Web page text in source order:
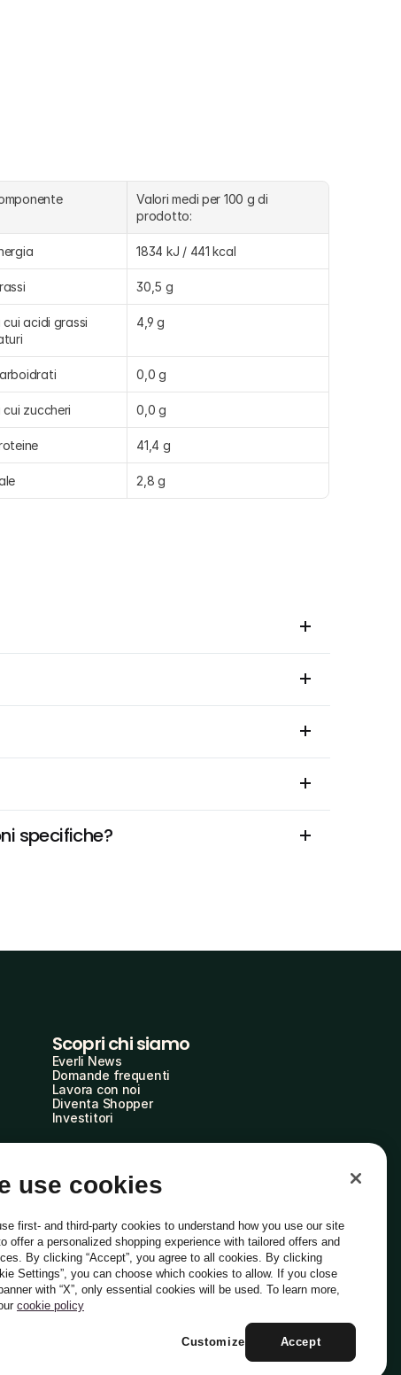
Valori medi per 100 g di
prodotto:
1834 kJ / 441 kcal
30,5 g
cui acidi grassi
4,9 g
0,0 g
cui zuccheri 0,0 g
41,4 g
2,8 g
specifiche?
Scopri chi siamo
Everli News
Domande frequenti
Lavora con noi
Diventa Shopper
Investitori
Italiano
use cookies
first- and third-party cookies to understand how you use our site
offer a personalized shopping experience with tailored offers and
By clicking “Accept”, you agree to all cookies. By clicking
Settings”, you can choose which cookies to allow. If you close
with “X”, only essential cookies will be used. To learn more,
cookie policy
Accept
Customize